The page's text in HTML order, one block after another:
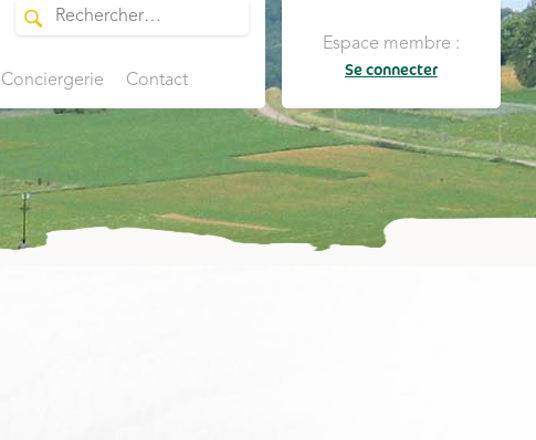
Conciergerie Contact
Espace membre :
Se connecter